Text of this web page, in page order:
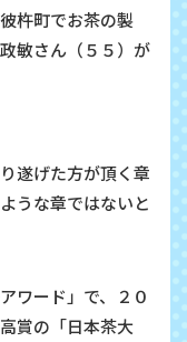
杵町でお茶の製
敏さん（５５）が
遂げた方が頂く章
うな章ではないと
ワード」で、２０
賞の「日本茶大